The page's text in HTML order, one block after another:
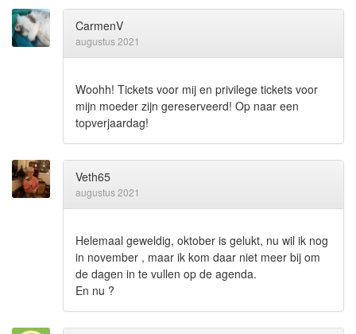
CarmenV
augustus 2021
Woohh! Tickets voor mij en privilege tickets voor
mijn moeder zijn gereserveerd! Op naar een
topverjaardag!
Veth65
augustus 2021
Helemaal geweldig, oktober is gelukt, nu wil ik nog
in november , maar ik kom daar niet meer bij om
de dagen in te vullen op de agenda.
En nu ?